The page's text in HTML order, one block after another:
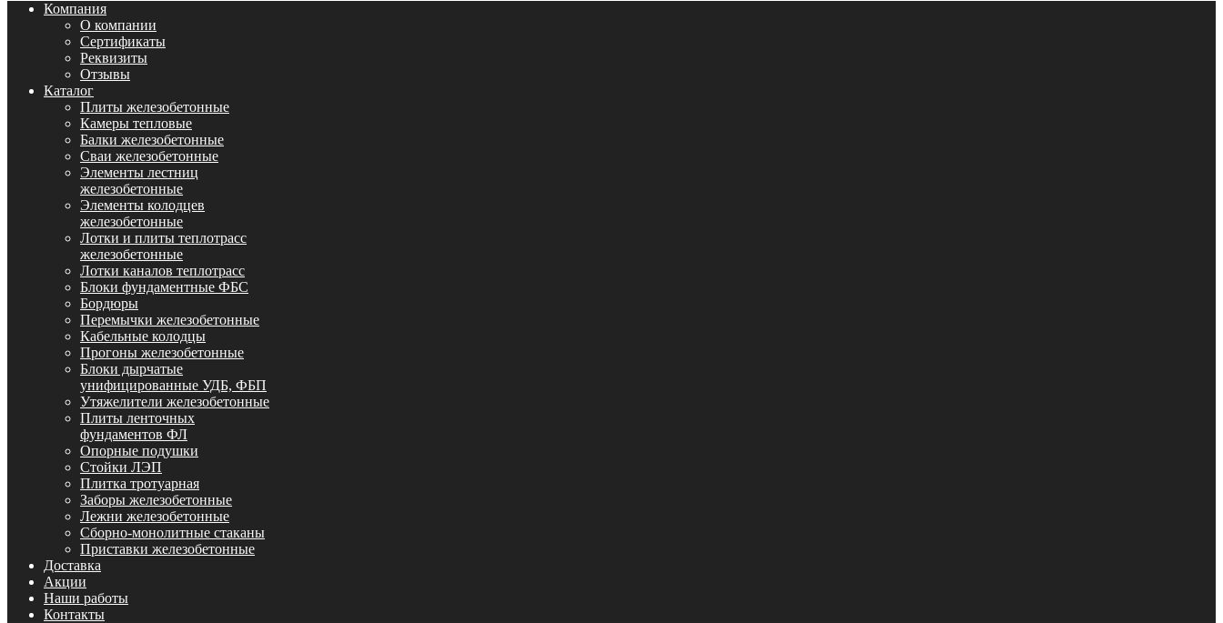
Компания
О компании
Сертификаты
Реквизиты
Отзывы
Каталог
Плиты железобетонные
Камеры тепловые
Балки железобетонные
Сваи железобетонные
Элементы лестниц
железобетонные
Элементы колодцев
железобетонные
Лотки и плиты теплотрасс
железобетонные
Лотки каналов теплотрасс
Блоки фундаментные ФБС
Бордюры
Перемычки железобетонные
Кабельные колодцы
Прогоны железобетонные
Блоки дырчатые
унифицированные УДБ, ФБП
Утяжелители железобетонные
Плиты ленточных
фундаментов ФЛ
Опорные подушки
Стойки ЛЭП
Плитка тротуарная
Заборы железобетонные
Лежни железобетонные
Сборно-монолитные стаканы
Приставки железобетонные
Доставка
Акции
Наши работы
Контакты